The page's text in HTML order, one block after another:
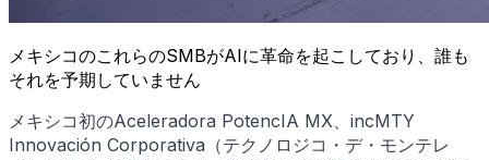
メキシコのこれらのSMBがAIに革命を起こしており、誰も
それを予期していません
メキシコ初のAceleradora PotencIA MX、incMTY
Innovación Corporativa（テクノロジコ・デ・モンテレ